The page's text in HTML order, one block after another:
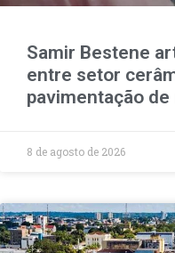
Samir Bestene
entre setor
pavimentação
8 de agosto de 2026